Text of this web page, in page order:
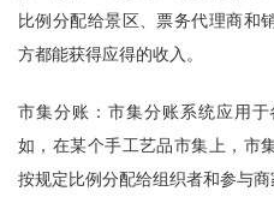
比例分配给景区、票务代理商和
方都能获得应得的收入。
市集分账：市集分账系统应用
如，在某个手工艺品市集上，市
按规定比例分配给组织者和参与商